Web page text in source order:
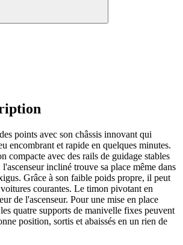
points avec son châssis innovant qui
encombrant et rapide en quelques minutes.
compacte avec des rails de guidage stables
incliné trouve sa place même dans
Grâce à son faible poids propre, il peut
courantes. Le timon pivotant en
de l'ascenseur. Pour une mise en place
quatre supports de manivelle fixes peuvent
position, sortis et abaissés en un rien de